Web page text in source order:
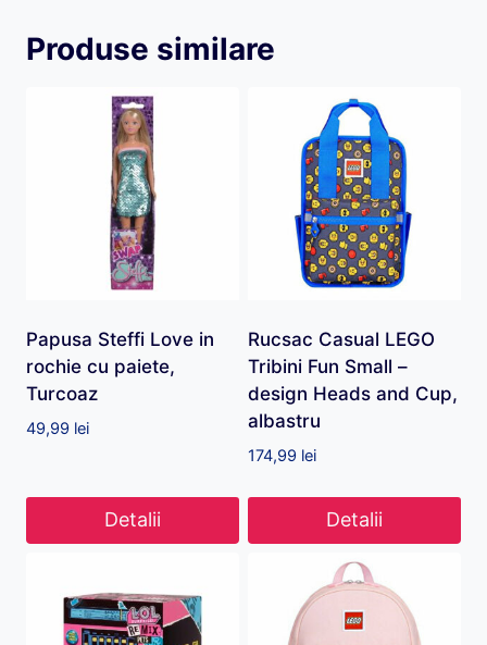
Produse similare
Papusa Steffi Love in
rochie cu paiete,
Turcoaz
49,99 lei
Detalii
Rucsac Casual LEGO
Tribini Fun Small –
design Heads and Cup,
albastru
174,99 lei
Detalii